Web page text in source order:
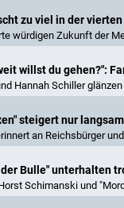
zu viel in der
würdigen Zukunft der
willst du gehen?":
Hannah Schiller
steigert nur
an Reichsbürger
der Bulle" unterhalten
Schimanski und